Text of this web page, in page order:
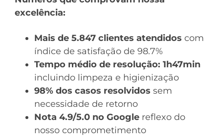
excelência:
Mais de 5.847 clientes atendidos com
índice de satisfação de 98.7%
Tempo médio de resolução: 1h47min
incluindo limpeza e higienização
98% dos casos resolvidos sem
necessidade de retorno
Nota 4.9/5.0 no Google reflexo do
nosso comprometimento